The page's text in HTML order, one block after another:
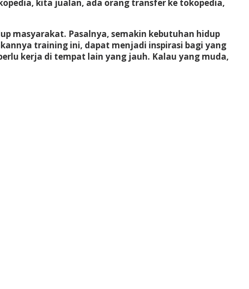
kita jualan, ada orang transfer ke tokopedia,
masyarakat. Pasalnya, semakin kebutuhan hidup
training ini, dapat menjadi inspirasi bagi yang
kerja di tempat lain yang jauh. Kalau yang muda,